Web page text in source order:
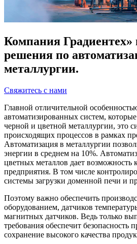
Компания Градиентех»
решения по
металлургии.
Свяжитесь с нами
Главной отличительной
автоматизированных систем,
черной и цветной металлургии, это
происходящих процессов в рамках
Автоматизация в металлургии
энергии в среднем на 10%.
цветных металлов дает возможность
предприятия. В том числе
системы загрузки доменной печи и
Поэтому важно обеспечить
оборудованием, датчиков
магнитных датчиков. Ведь только
требования обеспечит безопасность
сохранение высокого качества